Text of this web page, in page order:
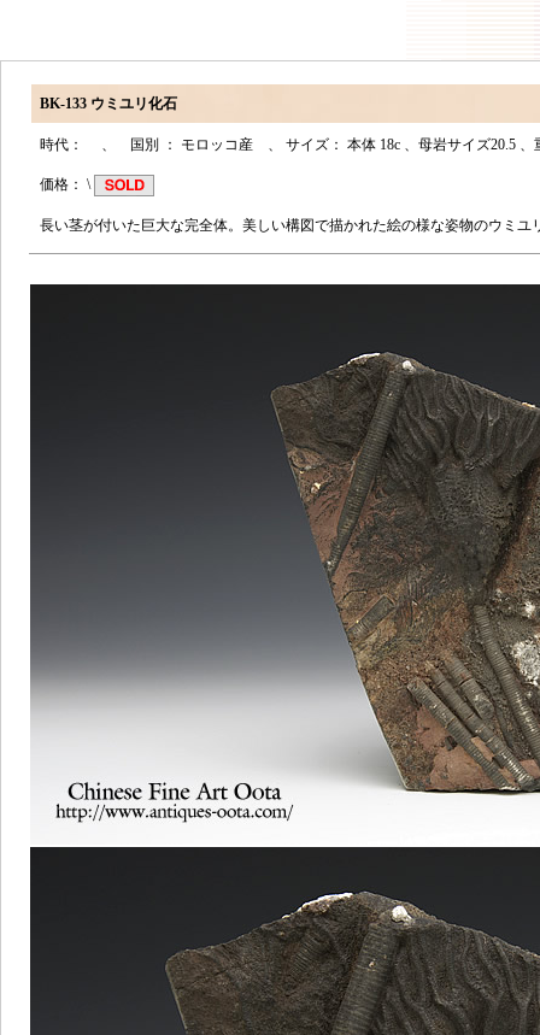
BK-133 ウミユリ化石
時代： 、 国別 ： モロッコ産 、 サイズ： 本体 18c 、母岩サイズ20.5 、
価格： \
長い茎が付いた巨大な完全体。美しい構図で描かれた絵の様な姿物のウミユ